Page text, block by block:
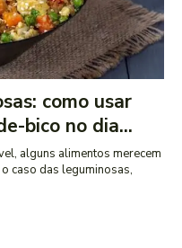
como usar
bico no dia...
alguns alimentos merecem
caso das leguminosas,